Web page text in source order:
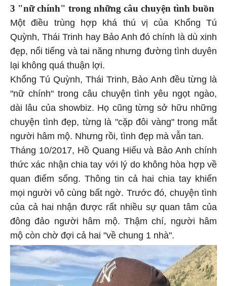
3 "nữ chính" trong những câu chuyện tình buồn
Một điều trùng hợp khá thú vị của Khổng Tú
Quỳnh, Thái Trinh hay Bảo Anh đó chính là dù xinh
đẹp, nổi tiếng và tai năng nhưng đường tình duyên
lại không quá thuận lợi.
Khổng Tú Quỳnh, Thái Trinh, Bảo Anh đều từng là
"nữ chính" trong câu chuyện tình yêu ngọt ngào,
dài lâu của showbiz. Họ cũng từng sở hữu những
chuyện tình đẹp, từng là "cặp đôi vàng" trong mắt
người hâm mộ. Nhưng rồi, tình đẹp mà vẫn tan.
Tháng 10/2017, Hồ Quang Hiếu và Bảo Anh chính
thức xác nhận chia tay với lý do không hòa hợp về
quan điểm sống. Thông tin cả hai chia tay khiến
mọi người vô cùng bất ngờ. Trước đó, chuyện tình
của cả hai nhận được rất nhiều sự quan tâm của
đông đảo người hâm mộ. Thậm chí, người hâm
mộ còn chờ đợi cả hai "về chung 1 nhà".